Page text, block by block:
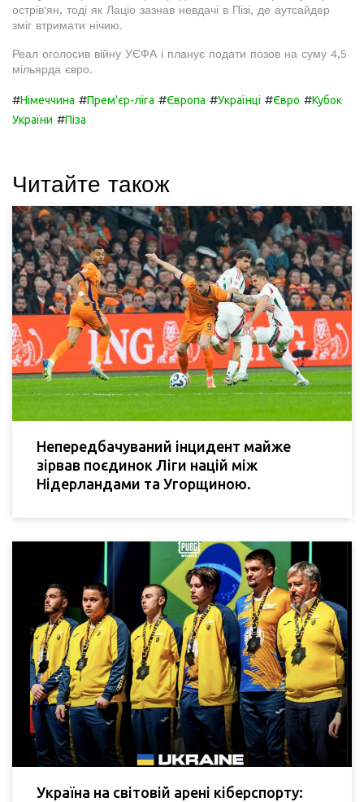
острів'ян, тоді як Лаціо зазнав невдачі в Пізі, де аутсайдер
зміг втримати нічию.
Реал оголосив війну УЄФА і планує подати позов на суму 4,5
мільярда євро.
#Німеччина #Прем'єр-ліга #Європа #Українці #Євро #Кубок
України #Піза
Читайте також
Непередбачуваний інцидент майже
зірвав поєдинок Ліги націй між
Нідерландами та Угорщиною.
Україна на світовій арені кіберспорту: